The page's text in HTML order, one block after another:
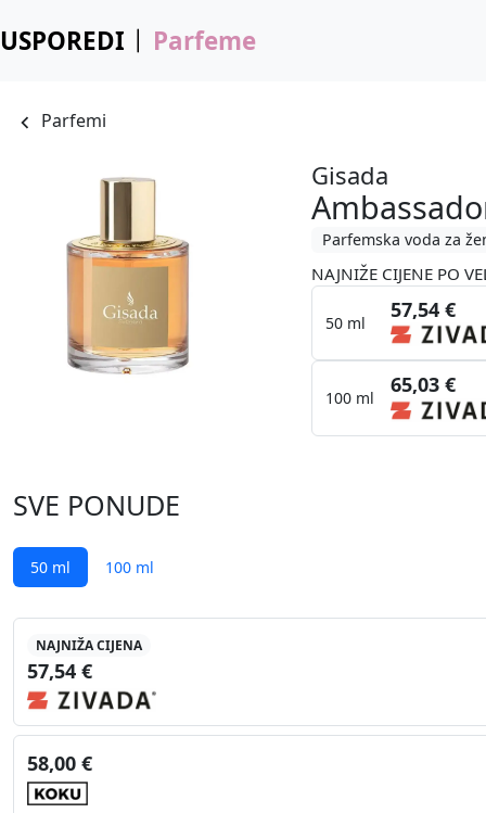
USPOREDI Parfeme
Parfemi
Gisada
Parfemska voda za
NAJNIŽE CIJENE PO
50 ml
57,54 €
100 ml
65,03 €
SVE PONUDE
50 ml 100 ml
NAJNIŽA CIJENA
57,54 €
58,00 €